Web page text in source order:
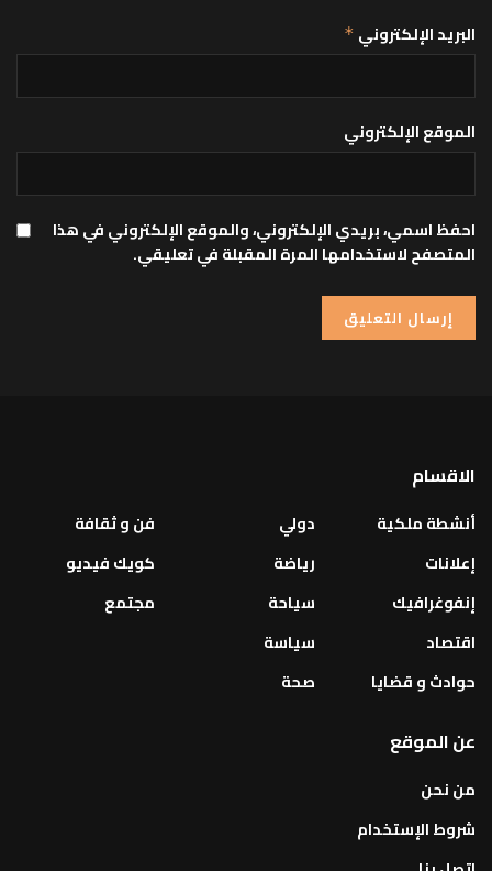
البريد الإلكتروني *
الموقع الإلكتروني
احفظ اسمي، بريدي الإلكتروني، والموقع الإلكتروني في هذا
المتصفح لاستخدامها المرة المقبلة في تعليقي.
الاقسام
أنشطة ملكية
إعلانات
إنفوغرافيك
اقتصاد
حوادث و قضايا
دولي
رياضة
سياحة
سياسة
صحة
فن و ثقافة
كويك فيديو
مجتمع
عن الموقع
من نحن
شروط الإستخدام